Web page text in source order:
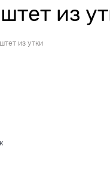
из
из утки